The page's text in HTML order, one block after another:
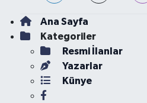
Ana Sayfa
Kategoriler
Resmi İlanlar
Yazarlar
Künye